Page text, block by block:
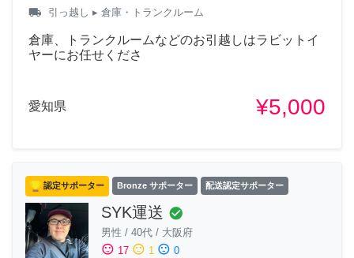
local_shipping 引っ越し ▸ 倉庫・トランクルーム
倉庫、トランクルームなどのお引越しはラビットイ
ヤーにお任せくださ
愛知県 ¥5,000
認定サポーター Bronze サポーター 配送認定サポーター
SYK運送 check_circle
男性 / 40代 / 大阪府
sentiment_satisfied 17 sentiment_neutral 1 sentiment_dissatisfied 0